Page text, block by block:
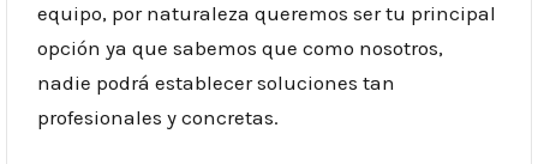
equipo, por naturaleza queremos ser tu principal
opción ya que sabemos que como nosotros,
nadie podrá establecer soluciones tan
profesionales y concretas.